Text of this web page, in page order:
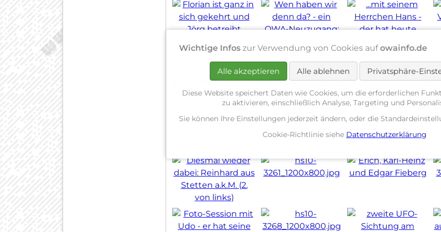
Wichtige Infos zur Verwendung von Cookies aufowainfo.de
Alle akzeptieren Alle ablehnen Privatsphäre-
Diese Website speichert Daten wie Cookies, um die erforderlichen
zu aktivieren, einschließlich Analyse, Targeting und
Sie können Ihre Einstellungen jederzeit ändern, oder die
Cookie-Richtlinie siehe Datenschutzerklärung